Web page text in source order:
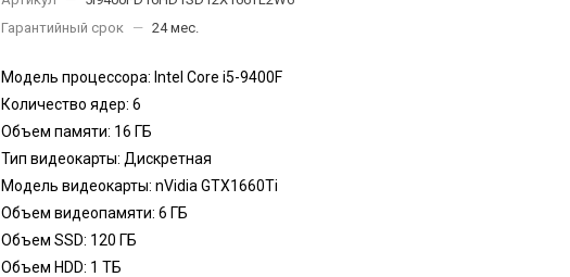
Гарантийный срок
— 24 мес.
Модель процессора: Intel Core i5-9400F
Количество ядер: 6
Объем памяти: 16 ГБ
Тип видеокарты: Дискретная
Модель видеокарты: nVidia GTX1660Ti
Объем видеопамяти: 6 ГБ
Объем SSD: 120 ГБ
Объем HDD: 1 TБ